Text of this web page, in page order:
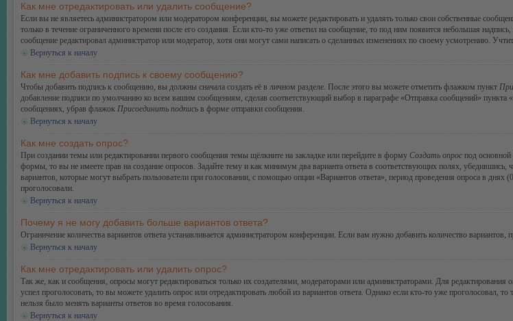
Как мне отредактировать или удалить сообщение?
Если вы не являетесь администратором или модератором конференции, вы можете редактировать и удалять только свои собственные
только в течение ограниченного времени после его создания. Если кто-то уже ответил на сообщение, то под ним появится небольшая
сообщение редактировал администратор или модератор, хотя они могут сами написать о сделанных изменениях по своему усмотрению.
Вернуться к началу
Как мне добавить подпись к своему сообщению?
Чтобы добавить подпись к сообщению, вы должны сначала создать её в личном разделе. После этого вы можете отметить флажком пункт
добавление подписи по умолчанию ко всем вашим сообщениям, сделав соответствующий выбор в параграфе «Отправка сообщений»
сообщениях, убрав флажок Присоединить подпись в форме отправки сообщения.
Вернуться к началу
Как мне создать опрос?
При создании темы или редактировании первого сообщения темы щёлкните на закладке или перейдите в форму Создать опрос под основной
формы, то вы не имеете прав на создание опросов. Задайте тему и как минимум два варианта ответа в соответствующих полях, убедившись,
вариантов, которые могут выбрать пользователи при голосовании, с помощью опции «Вариантов ответа», период проведения опроса в днях
проголосовали.
Вернуться к началу
Почему я не могу добавить больше вариантов ответа?
Ограничение количества вариантов ответа устанавливается администратором конференции. Если вам нужно добавить количество
Вернуться к началу
Как мне отредактировать или удалить опрос?
Так же, как и сообщения, опросы могут редактироваться только их создателями, модераторами или администраторами. Для
успел проголосовать, то вы можете удалить опрос или отредактировать любой из вариантов ответа. Однако если кто-то уже проголосовал,
нельзя было менять варианты ответов во время голосования.
Вернуться к началу